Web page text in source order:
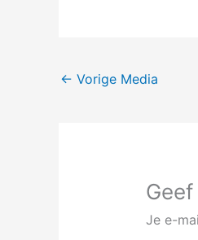
← Vorige Media
Je e-